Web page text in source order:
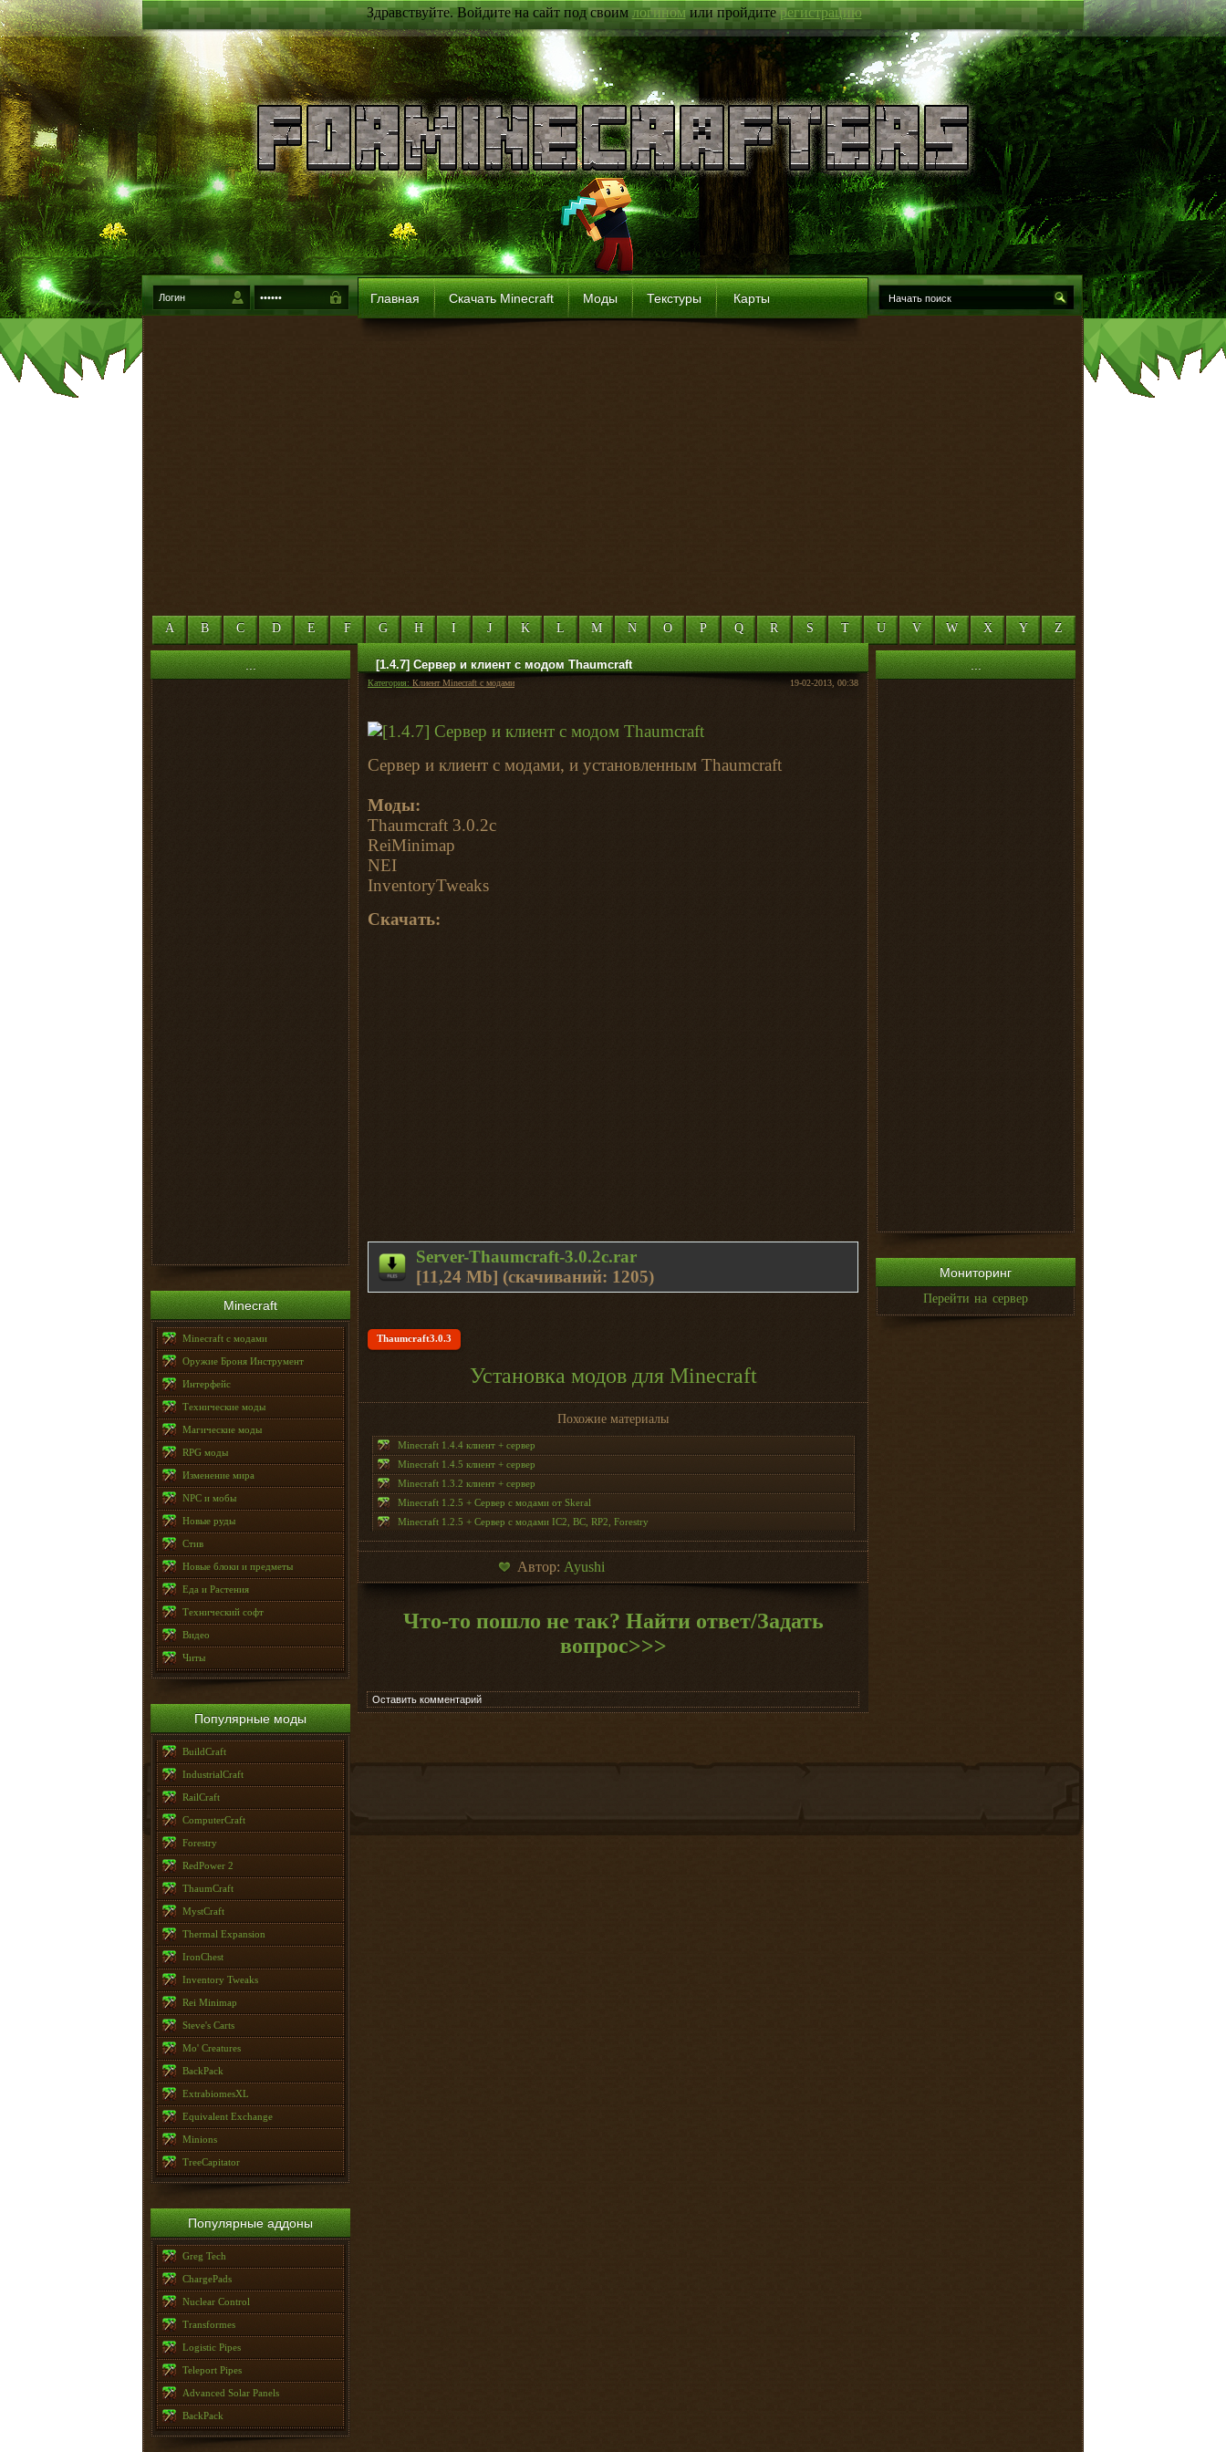
Здравствуйте. Войдите на сайт под своим логиномили пройдитерегистрацию
Главная Скачать Minecraft Моды Текстуры Карты
A B C D E F G H I J K L M N O P Q R S T U V W X Y Z
...
Minecraft
Minecraft с модами
Оружие Броня Инструмент
Интерфейс
Технические моды
Магические моды
RPG моды
Изменение мира
NPC и мобы
Новые руды
Стив
Новые блоки и предметы
Еда и Растения
Технический софт
Видео
Читы
Популярные моды
BuildCraft
IndustrialCraft
RailCraft
ComputerCraft
Forestry
RedPower 2
ThaumCraft
MystCraft
Thermal Expansion
IronChest
Inventory Tweaks
Rei Minimap
Steve's Carts
Mo' Creatures
BackPack
ExtrabiomesXL
Equivalent Exchange
Minions
TreeCapitator
Популярные аддоны
Greg Tech
ChargePads
Nuclear Control
Transformes
Logistic Pipes
Teleport Pipes
Advanced Solar Panels
BackPack
...
Мониторинг
Перейти на сервер
[1.4.7] Сервер и клиент с модом Thaumcraft
Категория: Клиент Minecraft с модами 19-02-2013, 00:38
Сервер и клиент с модами, и установленным Thaumcraft
Моды:
Thaumcraft 3.0.2c
ReiMinimap
NEI
InventoryTweaks
Скачать:
Server-Thaumcraft-3.0.2c.rar
[11,24 Mb] (cкачиваний: 1205)
Thaumcraft3.0.3
Установка модов для Minecraft
Похожие материалы
Minecraft 1.4.4 клиент + сервер
Minecraft 1.4.5 клиент + сервер
Minecraft 1.3.2 клиент + сервер
Minecraft 1.2.5 + Сервер с модами от Skeral
Minecraft 1.2.5 + Сервер с модами IC2, BC, RP2, Forestry
Автор: Ayushi
Что-то пошло не так? Найти ответ/Задать
вопрос>>>
Оставить комментарий